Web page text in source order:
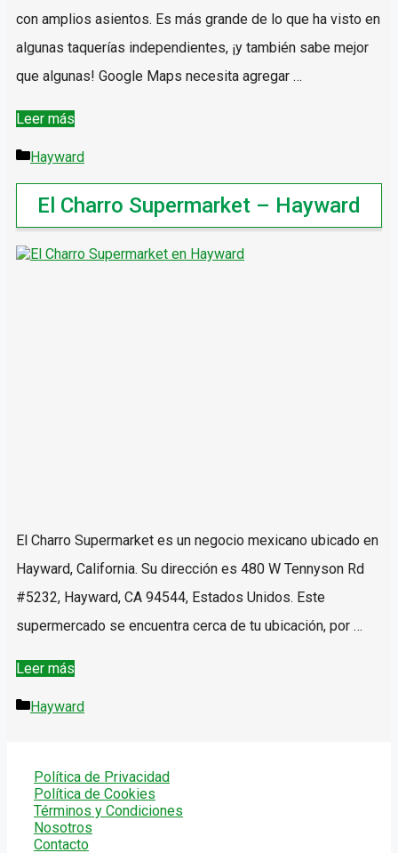
con amplios asientos. Es más grande de lo que ha visto en
algunas taquerías independientes, ¡y también sabe mejor
que algunas! Google Maps necesita agregar …
Leer más
Hayward
Categorías
Hayward
El Charro Supermarket – Hayward
El Charro Supermarket es un negocio mexicano ubicado en
Hayward, California. Su dirección es 480 W Tennyson Rd
#5232, Hayward, CA 94544, Estados Unidos. Este
supermercado se encuentra cerca de tu ubicación, por …
Leer más
Hayward
Categorías
Hayward
Política de Privacidad
Política de Cookies
Términos y Condiciones
Nosotros
Contacto